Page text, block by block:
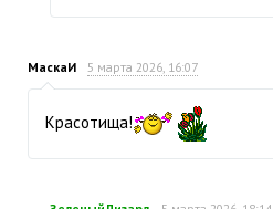
МаскаИ 5 марта 2026, 16:07
Красотища!